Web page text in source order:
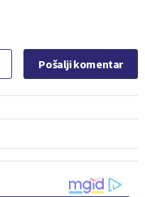
Pošalji komentar